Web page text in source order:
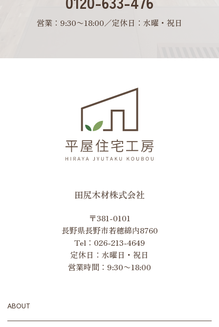
営業：9:30〜18:00／定休日：水曜・祝日
田尻木材株式会社
〒381-0101
長野県長野市若穂綿内8760
Tel： 026-213-4649
定休日：水曜日・祝日
営業時間：9:30〜18:00
ABOUT